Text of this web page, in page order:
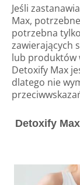
Jeśli
Max,
potrzebna
zawierających
lub produktów
Detoxify Max
dlatego nie
Detoxify